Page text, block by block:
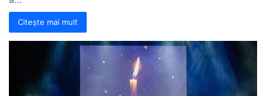
Citește mai mult